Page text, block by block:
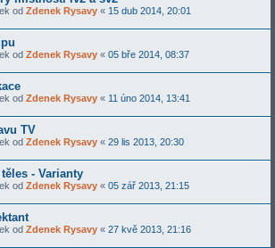
od Zdenek Rysavy « 15 dub 2014, 20:01
od Zdenek Rysavy « 05 bře 2014, 08:37
od Zdenek Rysavy « 11 úno 2014, 13:41
TV
od Zdenek Rysavy « 29 lis 2013, 20:30
- Varianty
od Zdenek Rysavy « 05 zář 2013, 21:15
od Zdenek Rysavy « 27 kvě 2013, 21:16